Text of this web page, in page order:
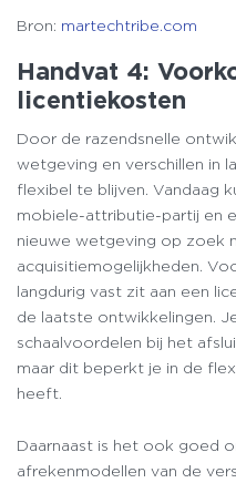
Bron: martechtribe.com
Handvat 4:
licentiekosten
Door de razendsnelle
wetgeving en verschillen in
flexibel te blijven. Vandaag
mobiele-attributie-partij en
nieuwe wetgeving op zoek
acquisitiemogelijkheden.
langdurig vast zit aan een
de laatste ontwikkelingen.
schaalvoordelen bij het
maar dit beperkt je in de
heeft.
Daarnaast is het ook goed
afrekenmodellen van de